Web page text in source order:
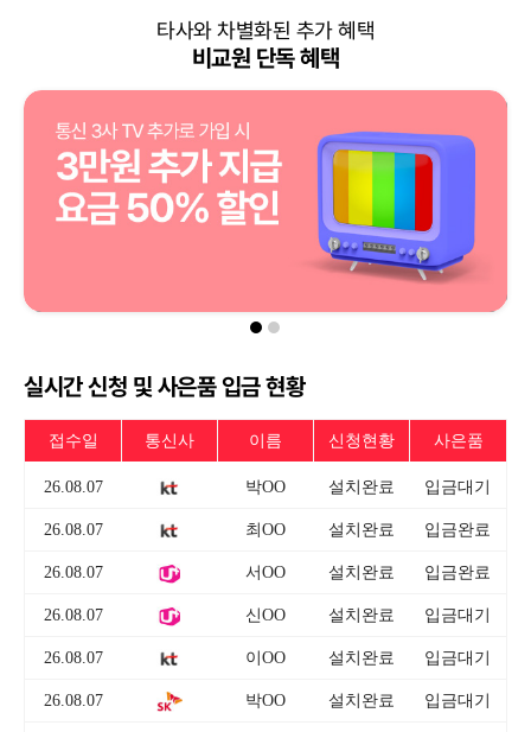
타사와 차별화된 추가 혜택
비교원 단독 혜택
실시간 신청 및 사은품 입금 현황